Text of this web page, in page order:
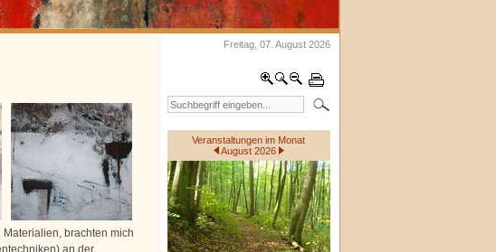
Freitag, 07. August 2026
Veranstaltungen im Monat
August 2026
brachten mich